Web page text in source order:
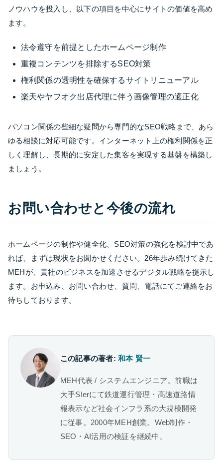
ノウハウを投入し、以下の項目を中心にサイトの価値を高め
ます。
法令遵守を前提としたホームページ制作
重複コンテンツを排除するSEO対策
権利関係の透明性を確保するサイトリニューアル
楽天やヤフオク出店代理に伴う画像管理の適正化
パソコン関係の些細な疑問から専門的なSEO戦略まで、あら
ゆる相談に対応可能です。インターネット上の権利関係を正
しく理解し、長期的に安定した集客を実現する基盤を構築し
ましょう。
お問い合わせと今後の流れ
ホームページの制作や健全化、SEO対策の強化を検討中であ
れば、まずは現状をお聞かせください。26年歩み続けてきた
MEHが、貴社のビジネスを加速させるデジタル戦略を提示し
ます。お申込み、お問い合わせ、質問、電話にてご連絡をお
待ちしております。
この記事の著者:和本 賢一
MEH代表 / システムエンジニア。前職は
大手SIerにて鉄道運行管理・高速道路情
報表示など社会インフラ系の大規模開発
に従事。2000年MEH創業。Web制作・
SEO・AI活用の検証を継続中。